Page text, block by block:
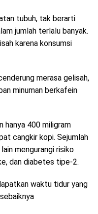
tubuh, tak berarti
jumlah terlalu banyak.
karena konsumsi
merasa gelisah,
minuman berkafein
hanya 400 miligram
cangkir kopi. Sejumlah
mengurangi risiko
dan diabetes tipe-2.
waktu tidur yang